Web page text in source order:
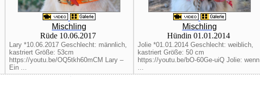
Mischling
Rüde 10.06.2017
Lary *10.06.2017 Geschlecht: männlich,
kastriert Größe: 53cm
https://youtu.be/OQ5tkh60mCM Lary –
Ein ...
Mischling
Hündin 01.01.2014
Jolie *01.01.2014 Geschlecht: weiblich,
kastriert Größe: 50 cm
https://youtu.be/bO-60Ge-uiQ Jolie: wenn
...